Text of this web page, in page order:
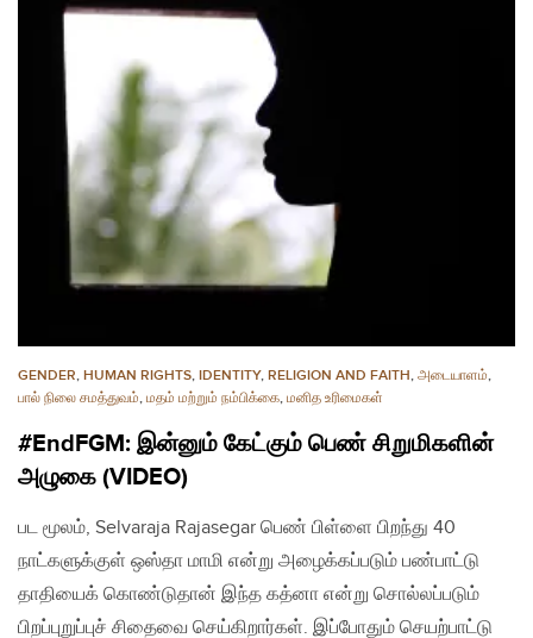
GENDER, HUMAN RIGHTS, IDENTITY, RELIGION AND FAITH, அடையாளம்,
பால் நிலை சமத்துவம், மதம் மற்றும் நம்பிக்கை, மனித உரிமைகள்
#EndFGM: இன்னும் கேட்கும் பெண் சிறுமிகளின்
அழுகை (VIDEO)
பட மூலம், Selvaraja Rajasegar பெண் பிள்ளை பிறந்து 40
நாட்களுக்குள் ஒஸ்தா மாமி என்று அழைக்கப்படும் பண்பாட்டு
தாதியைக் கொண்டுதான் இந்த கத்னா என்று சொல்லப்படும்
பிறப்புறுப்புச் சிதைவை செய்கிறார்கள். இப்போதும் செயற்பாட்டு